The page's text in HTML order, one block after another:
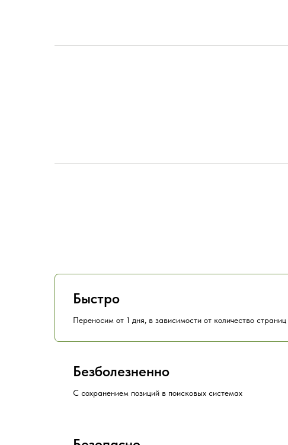
Быстро
Переносим от 1 дня, в зависимости от количество страниц
Безболезненно
С сохранением позиций в поисковых системах